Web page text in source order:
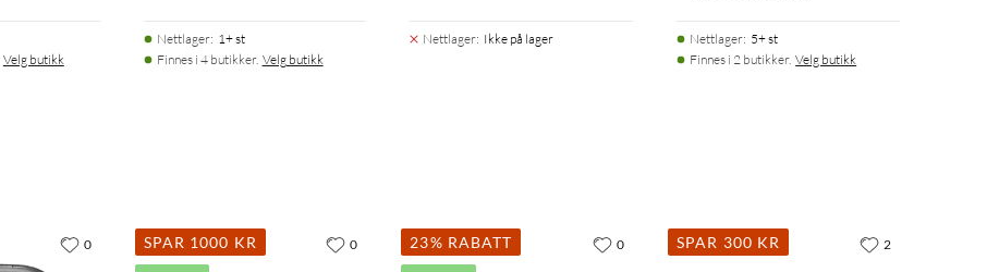
Velg butikk
Nettlager: 1+ st
Finnes i 4 butikker. Velg butikk
Nettlager: Ikke på lager Nettlager: 5+ st
Finnes i 2 butikker. Velg butikk
0
SPAR 1000 KR
0
23% RABATT
0 SPAR 300 KR 2